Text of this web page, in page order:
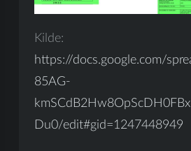
Kilde:
https://docs.google.com/
85AG-
Du0/edit#gid=1247448949